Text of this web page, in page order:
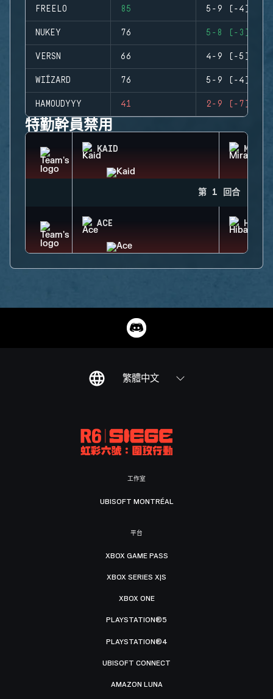
FREELO 85 5-9 (-4)
NUKEY 76 5-8 (-3)
VERSN 66 4-9 (-5)
WIÍZARD 76 5-9 (-4)
HAMOUDYYY 41 2-9 (-7)
特勤幹員禁用
KAID MIRA
第 1 回合
ACE
繁體中文
工作室
UBISOFT MONTRÉAL
平台
XBOX GAME PASS
XBOX SERIES X|S
XBOX ONE
PLAYSTATION®5
PLAYSTATION®4
UBISOFT CONNECT
AMAZON LUNA